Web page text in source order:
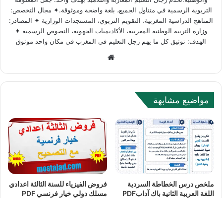
التربوية الرسمية في متناول الجميع، بلغة واضحة وموثوقة.✦ مجال التخصص:
المناهج الدراسية المغربية، التقويم التربوي، المستجدات الوزارية ✦ المصادر:
وزارة التربية الوطنية المغربية، الأكاديميات الجهوية، النصوص الرسمية ✦
الهدف: توثيق كل ما يهم رجل التعليم في المغرب في مكان واحد موثوق
b
e
مواضيع مشابهة
ملخص درس الخطاطة السردية
اللغة العربية الثانية باك آدابPDF
فروض الفيزياء للسنة الثالثة اعدادي
مسلك دولي خيار فرنسي PDF